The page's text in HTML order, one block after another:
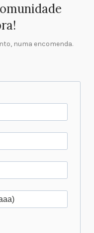
numa encomenda.